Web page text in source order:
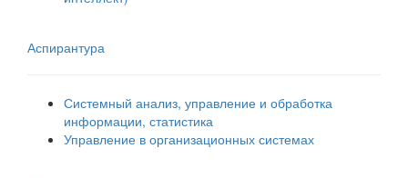
Аспирантура
Системный анализ, управление и обработка
информации, статистика
Управление в организационных системах